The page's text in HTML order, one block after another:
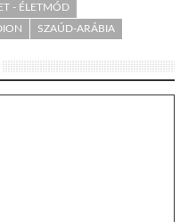
- ÉLETMÓD
SZAÚD-ARÁBIA